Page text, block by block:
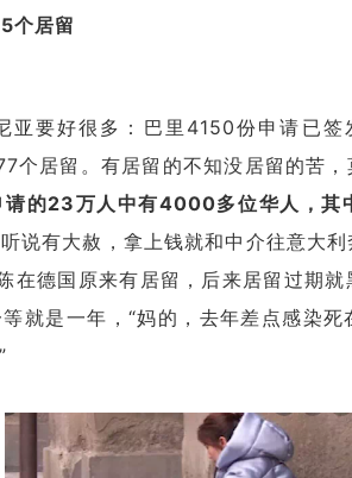
个居留
亚要好很多：巴里4150份申请已
个居留。有居留的不知没居留的苦
请的23万人中有4000多位华人，其
说有大赦，拿上钱就和中介往意大
在德国原来有居留，后来居留过期就
就是一年，“妈的，去年差点感染